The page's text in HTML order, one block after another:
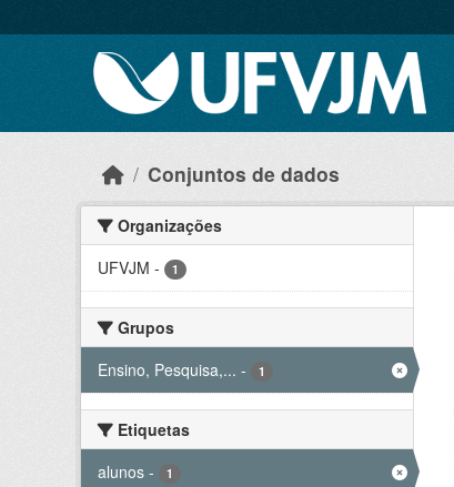
Conjuntos de dados
Organizações
UFVJM - 1
Grupos
Ensino, Pesquisa,... - 1
Etiquetas
alunos - 1